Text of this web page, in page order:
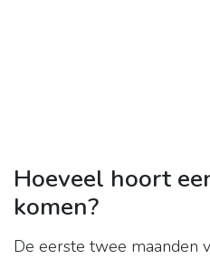
Hoeveel hoort
komen?
De eerste twee maanden